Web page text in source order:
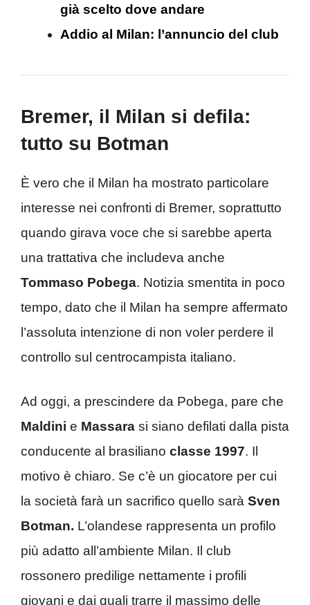
già scelto dove andare
Addio al Milan: l’annuncio del club
Bremer, il Milan si defila:
tutto su Botman
È vero che il Milan ha mostrato particolare
interesse nei confronti di Bremer, soprattutto
quando girava voce che si sarebbe aperta
una trattativa che includeva anche
Tommaso Pobega. Notizia smentita in poco
tempo, dato che il Milan ha sempre affermato
l’assoluta intenzione di non voler perdere il
controllo sul centrocampista italiano.
Ad oggi, a prescindere da Pobega, pare che
Maldini e Massara si siano defilati dalla pista
conducente al brasiliano classe 1997. Il
motivo è chiaro. Se c’è un giocatore per cui
la società farà un sacrifico quello sarà Sven
Botman. L’olandese rappresenta un profilo
più adatto all’ambiente Milan. Il club
rossonero predilige nettamente i profili
giovani e dai quali trarre il massimo delle